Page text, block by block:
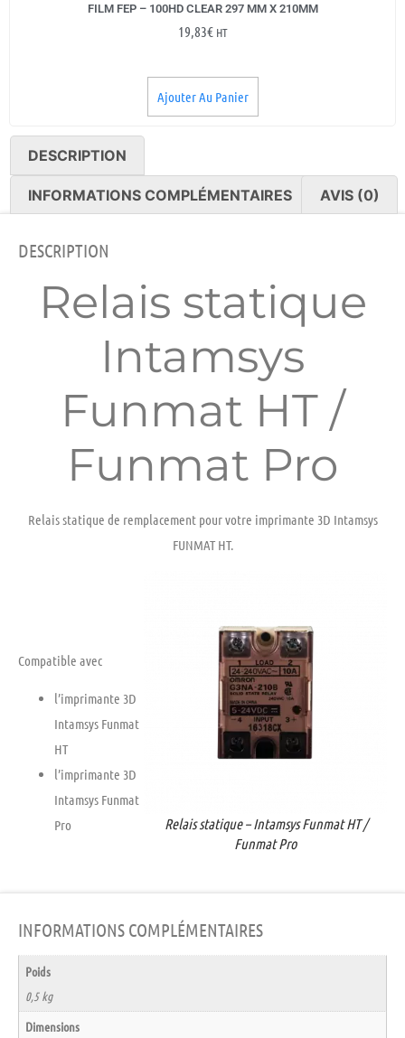
FILM FEP – 100HD CLEAR 297 MM X 210MM
19,83€ HT
Ajouter Au Panier
DESCRIPTION
INFORMATIONS COMPLÉMENTAIRES AVIS (0)
DESCRIPTION
Relais statique
Intamsys
Funmat HT /
Funmat Pro
Relais statique de remplacementpour votre imprimante 3D Intamsys
FUNMAT HT.
Relais statique – Intamsys Funmat HT /
Funmat Pro
Compatible avec
l’imprimante 3D
Intamsys Funmat
HT
l’imprimante 3D
Intamsys Funmat
Pro
INFORMATIONS COMPLÉMENTAIRES
Poids
0,5 kg
Dimensions